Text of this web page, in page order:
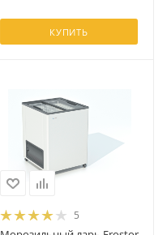
КУПИТЬ
5